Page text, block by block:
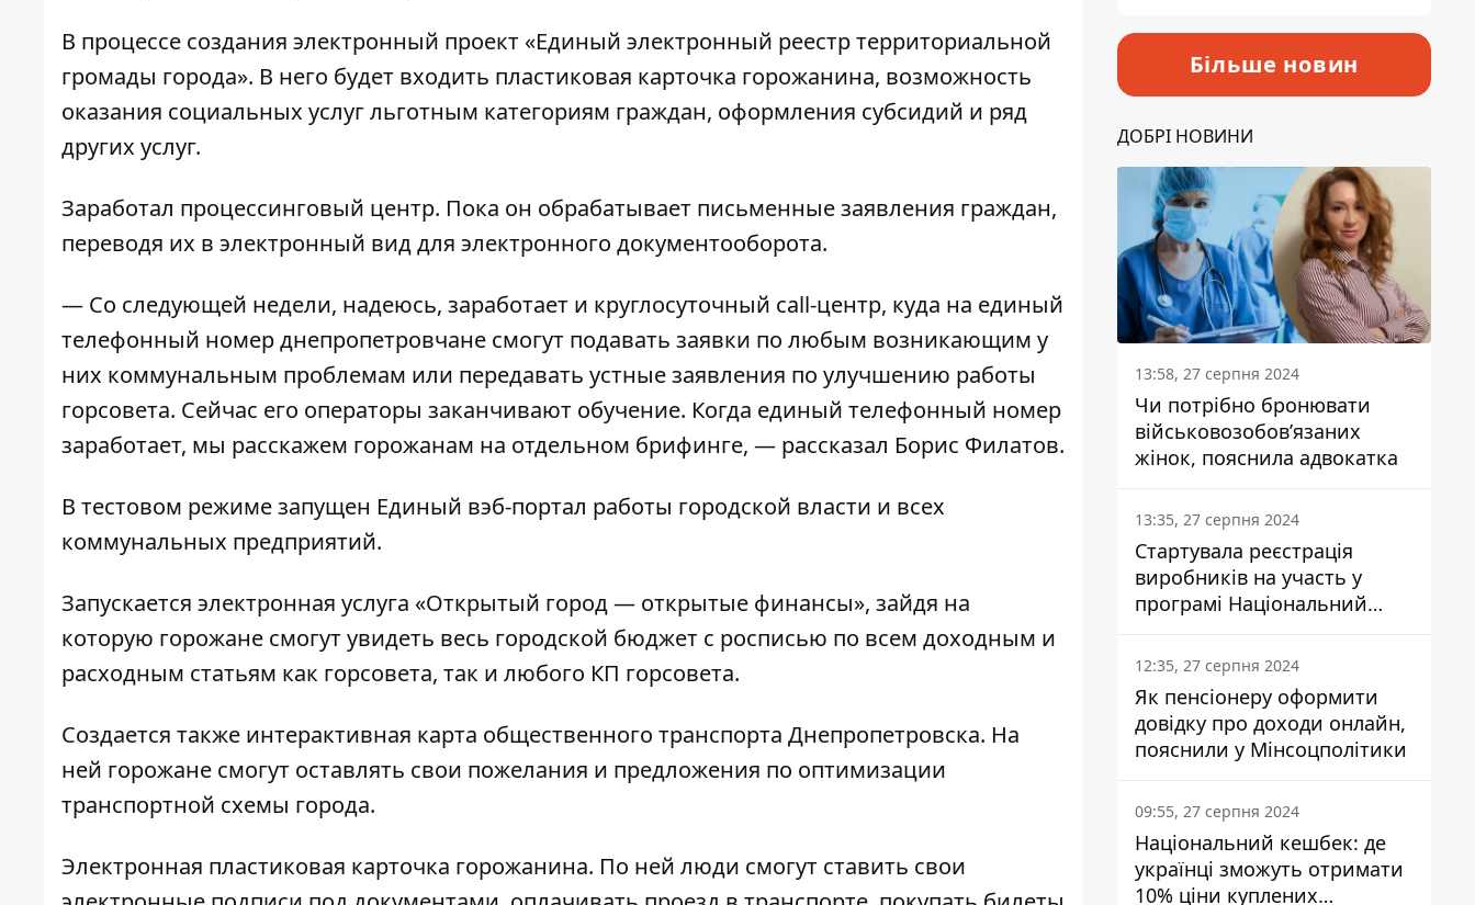
В процессе создания электронный проект «Единый электронный реестр территориальной
громады города». В него будет входить пластиковая карточка горожанина, возможность
оказания социальных услуг льготным категориям граждан, оформления субсидий и ряд
других услуг.
Заработал процессинговый центр. Пока он обрабатывает письменные заявления граждан,
переводя их в электронный вид для электронного документооборота.
— Со следующей недели, надеюсь, заработает и круглосуточный call-центр, куда на единый
телефонный номер днепропетровчане смогут подавать заявки по любым возникающим у
них коммунальным проблемам или передавать устные заявления по улучшению работы
горсовета. Сейчас его операторы заканчивают обучение. Когда единый телефонный номер
заработает, мы расскажем горожанам на отдельном брифинге, — рассказал Борис Филатов.
В тестовом режиме запущен Единый вэб-портал работы городской власти и всех
коммунальных предприятий.
Запускается электронная услуга «Открытый город — открытые финансы», зайдя на
которую горожане смогут увидеть весь городской бюджет с росписью по всем доходным и
расходным статьям как горсовета, так и любого КП горсовета.
Создается также интерактивная карта общественного транспорта Днепропетровска. На
ней горожане смогут оставлять свои пожелания и предложения по оптимизации
транспортной схемы города.
Электронная пластиковая карточка горожанина. По ней люди смогут ставить свои
Більше новин
ДОБРІ НОВИНИ
13:58, 27 серпня 2024
Чи потрібно бронювати
військовозобов’язаних
жінок, пояснила адвокатка
13:35, 27 серпня 2024
Стартувала реєстрація
виробників на участь у
програмі Національний
кешбек: як це зробити
через портал Дія
12:35, 27 серпня 2024
Як пенсіонеру оформити
довідку про доходи онлайн,
пояснили у Мінсоцполітики
09:55, 27 серпня 2024
Національний кешбек: де
українці зможуть отримати
10% ціни куплених